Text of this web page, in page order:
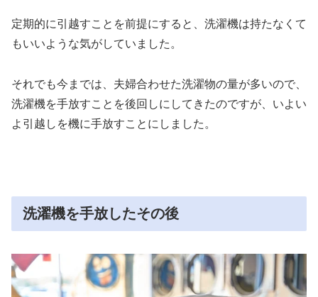
定期的に引越すことを前提にすると、洗濯機は持たなくて
もいいような気がしていました。
それでも今までは、夫婦合わせた洗濯物の量が多いので、
洗濯機を手放すことを後回しにしてきたのですが、いよい
よ引越しを機に手放すことにしました。
洗濯機を手放したその後